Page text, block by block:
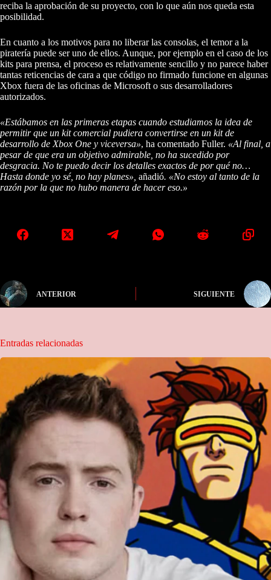
reciba la aprobación de su proyecto, con lo que aún nos queda esta
posibilidad.
En cuanto a los motivos para no liberar las consolas, el temor a la
piratería puede ser uno de ellos. Aunque, por ejemplo en el caso de los
kits para prensa, el proceso es relativamente sencillo y no parece haber
tantas reticencias de cara a que código no firmado funcione en algunas
Xbox fuera de las oficinas de Microsoft o sus desarrolladores
autorizados.
«Estábamos en las primeras etapas cuando estudiamos la idea de
permitir que un kit comercial pudiera convertirse en un kit de
desarrollo de Xbox One y viceversa», ha comentado Fuller. «Al final, a
pesar de que era un objetivo admirable, no ha sucedido por
desgracia. No te puedo decir los detalles exactos de por qué no…
Hasta donde yo sé, no hay planes», añadió. «No estoy al tanto de la
razón por la que no hubo manera de hacer eso.»
ANTERIOR SIGUIENTE
Entradas relacionadas